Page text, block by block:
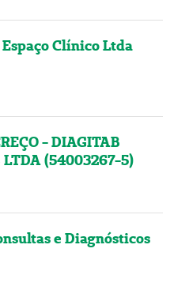
Clínico Ltda
- DIAGITAB
LTDA (54003267-5)
e Diagnósticos